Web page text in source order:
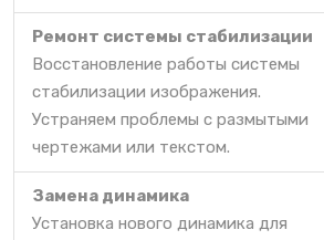
Ремонт системы стабилизации
Восстановление работы системы
стабилизации изображения.
Устраняем проблемы с размытыми
чертежами или текстом.
Замена динамика
Установка нового динамика для